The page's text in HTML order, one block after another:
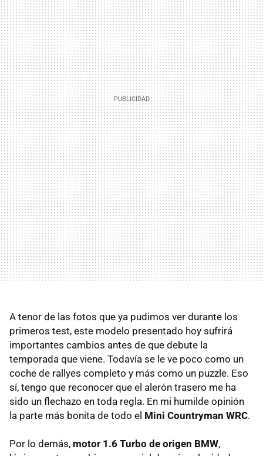
A tenor de las fotos que ya pudimos ver durante los
primeros test, este modelo presentado hoy sufrirá
importantes cambios antes de que debute la
temporada que viene. Todavía se le ve poco como un
coche de rallyes completo y más como un puzzle. Eso
sí, tengo que reconocer que el alerón trasero me ha
sido un flechazo en toda regla. En mi humilde opinión
la parte más bonita de todo el Mini Countryman WRC.
Por lo demás, motor 1.6 Turbo de origen BMW,